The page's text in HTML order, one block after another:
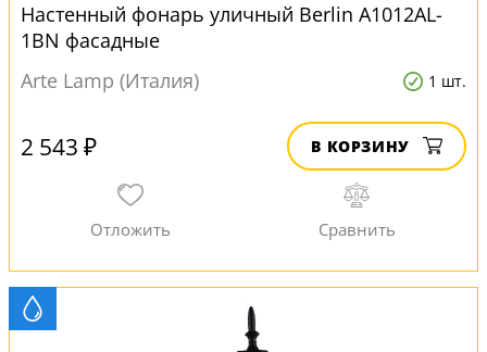
Настенный фонарь уличный Berlin A1012AL-
1BN фасадные
Arte Lamp (Италия)
1 шт.
2 543 ₽ В КОРЗИНУ